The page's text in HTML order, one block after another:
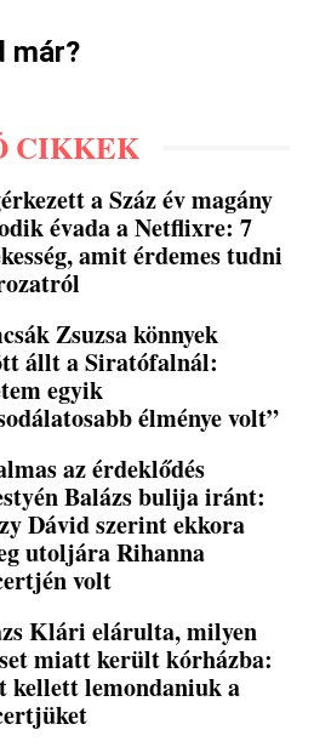
már?
CIKKEK
a Száz év magány
évada a Netflixre: 7
amit érdemes tudni
Zsuzsa könnyek
állt a Siratófalnál:
egyik
élménye volt”
az érdeklődés
Balázs bulija iránt:
Dávid szerint ekkora
utoljára Rihanna
volt
Klári elárulta, milyen
miatt került kórházba:
kellett lemondaniuk a